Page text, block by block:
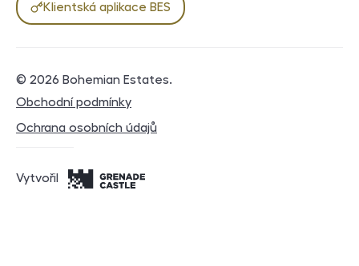
Klientská aplikace BES
© 2026 Bohemian Estates.
Právní dokumenty
Obchodní podmínky
Ochrana osobních údajů
Vytvořil